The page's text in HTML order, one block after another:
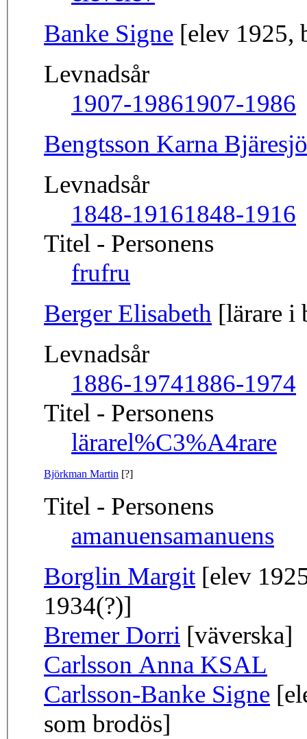
Banke Signe [elev 1925,
Levnadsår
1907-19861907-1986
Bengtsson Karna Bjäresjö
Levnadsår
1848-19161848-1916
Titel - Personens
frufru
Berger Elisabeth [lärare i
Levnadsår
1886-19741886-1974
Titel - Personens
lärarel%C3%A4rare
Björkman Martin [?]
Titel - Personens
amanuensamanuens
Borglin Margit [elev
1934(?)]
Bremer Dorri [väverska]
Carlsson Anna KSAL
Carlsson-Banke Signe
som brodös]